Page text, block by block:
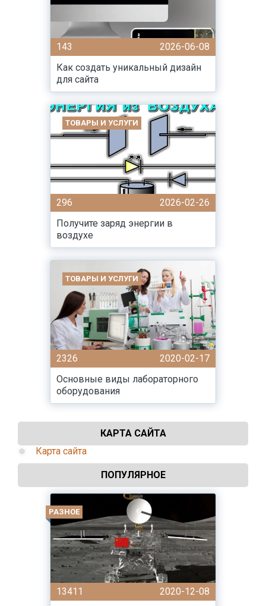
143
2026-06-08
Как создать уникальный дизайн
для сайта
ТОВАРЫ И УСЛУГИ
296
2026-02-26
Получите заряд энергии в
воздухе
ТОВАРЫ И УСЛУГИ
2326
2020-02-17
Основные виды лабораторного
оборудования
КАРТА САЙТА
Карта сайта
ПОПУЛЯРНОЕ
РАЗНОЕ
13411
2020-12-08